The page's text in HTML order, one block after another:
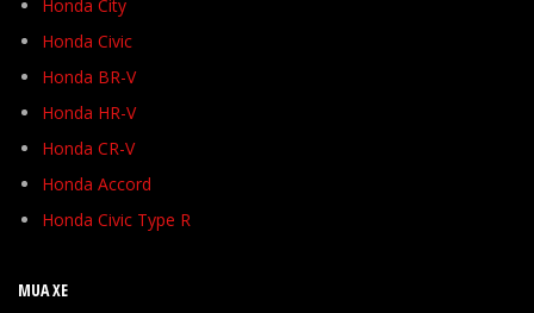
Honda City
Honda Civic
Honda BR-V
Honda HR-V
Honda CR-V
Honda Accord
Honda Civic Type R
MUA XE